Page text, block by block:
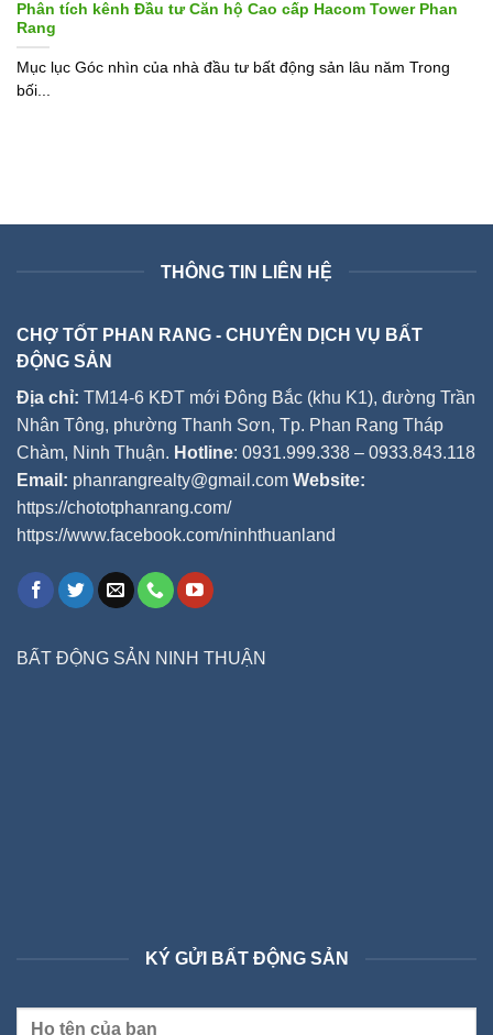
Phân tích kênh Đầu tư Căn hộ Cao cấp Hacom Tower Phan
Rang
Mục lục Góc nhìn của nhà đầu tư bất động sản lâu năm Trong
bối...
THÔNG TIN LIÊN HỆ
CHỢ TỐT PHAN RANG - CHUYÊN DỊCH VỤ BẤT
ĐỘNG SẢN
Địa chỉ: TM14-6 KĐT mới Đông Bắc (khu K1), đường Trần
Nhân Tông, phường Thanh Sơn, Tp. Phan Rang Tháp
Chàm, Ninh Thuận. Hotline: 0931.999.338 – 0933.843.118
Email: phanrangrealty@gmail.com Website:
https://chototphanrang.com/
https://www.facebook.com/ninhthuanland
BẤT ĐỘNG SẢN NINH THUẬN
KÝ GỬI BẤT ĐỘNG SẢN